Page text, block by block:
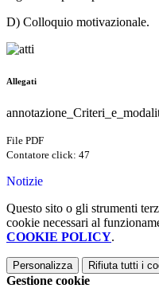
D) Colloquio motivazionale.
Allegati
File PDF
Contatore click: 47
Notizie
Questo sito o gli strumenti
cookie necessari al
COOKIE POLICY.
Personalizza Rifiuta tutti i
Gestione cookie